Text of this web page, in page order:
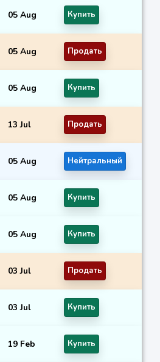
05 Aug Купить
05 Aug Продать
05 Aug Купить
13 Jul Продать
05 Aug Нейтральный
05 Aug Купить
05 Aug Купить
03 Jul Продать
03 Jul Купить
19 Feb Купить